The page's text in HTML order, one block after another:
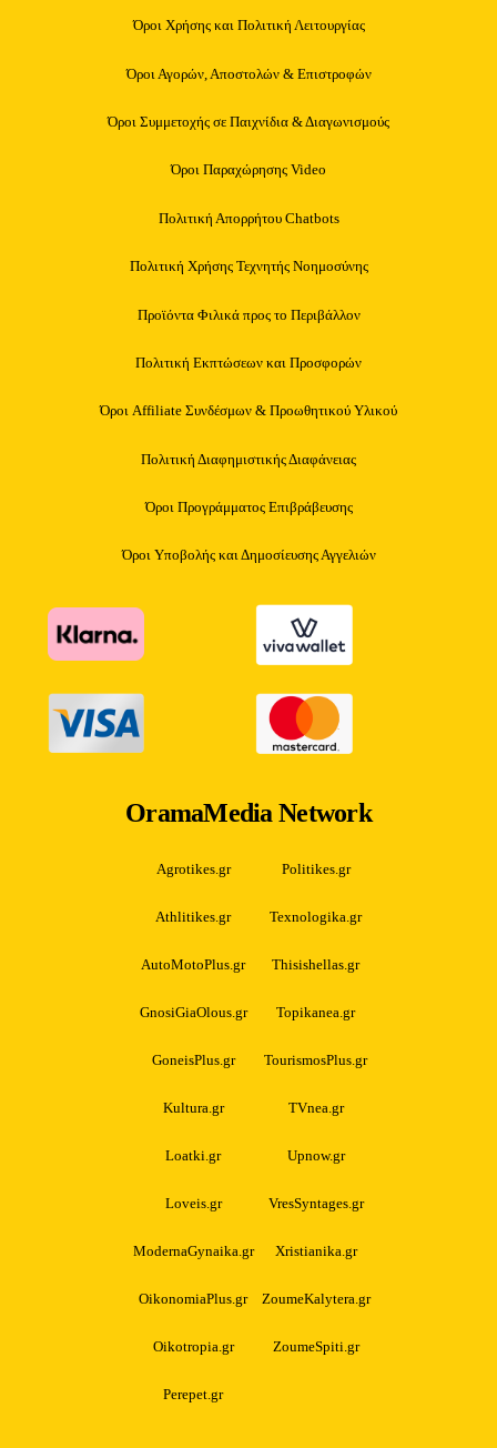
Όροι Χρήσης και Πολιτική Λειτουργίας
Όροι Αγορών, Αποστολών & Επιστροφών
Όροι Συμμετοχής σε Παιχνίδια & Διαγωνισμούς
Όροι Παραχώρησης Video
Πολιτική Απορρήτου Chatbots
Πολιτική Χρήσης Τεχνητής Νοημοσύνης
Προϊόντα Φιλικά προς το Περιβάλλον
Πολιτική Εκπτώσεων και Προσφορών
Όροι Affiliate Συνδέσμων & Προωθητικού Υλικού
Πολιτική Διαφημιστικής Διαφάνειας
Όροι Προγράμματος Επιβράβευσης
Όροι Υποβολής και Δημοσίευσης Αγγελιών
OramaMedia Network
Agrotikes.gr Politikes.gr
Athlitikes.gr Texnologika.gr
AutoMotoPlus.gr Thisishellas.gr
GnosiGiaOlous.gr Topikanea.gr
GoneisPlus.gr TourismosPlus.gr
Kultura.gr TVnea.gr
Loatki.gr Upnow.gr
Loveis.gr VresSyntages.gr
ModernaGynaika.gr Xristianika.gr
OikonomiaPlus.gr ZoumeKalytera.gr
Oikotropia.gr ZoumeSpiti.gr
Perepet.gr